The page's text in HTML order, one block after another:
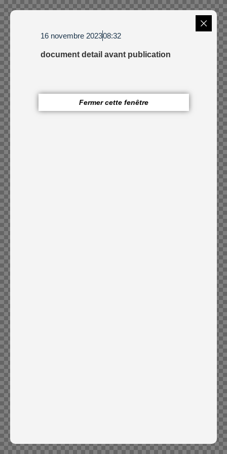
16 novembre 202308:32
document detail avant publication
Fermer cette fenêtre